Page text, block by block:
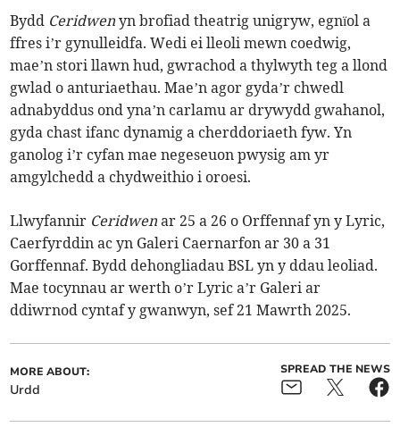
Bydd Ceridwenyn brofiad theatrig unigryw, egnïol a
ffres i’r gynulleidfa. Wedi ei lleoli mewn coedwig,
mae’n stori llawn hud, gwrachod a thylwyth teg a llond
gwlad o anturiaethau. Mae’n agor gyda’r chwedl
adnabyddus ond yna’n carlamu ar drywydd gwahanol,
gyda chast ifanc dynamig a cherddoriaeth fyw. Yn
ganolog i’r cyfan mae negeseuon pwysig am yr
amgylchedd a chydweithio i oroesi.
Llwyfannir Ceridwenar 25 a 26 o Orffennaf yn y Lyric,
Caerfyrddin ac yn Galeri Caernarfon ar 30 a 31
Gorffennaf. Bydd dehongliadau BSL yn y ddau leoliad.
Mae tocynnau ar werth o’r Lyric a’r Galeri ar
ddiwrnod cyntaf y gwanwyn, sef 21 Mawrth 2025.
MORE ABOUT:
Urdd
SPREAD THE NEWS